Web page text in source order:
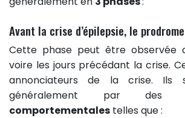
Avant la crise d’épilepsie, le prodrome
Cette phase peut être observée
voire les jours précédant la crise.
annonciateurs de la crise. Ils
généralement par des
comportementales telles que :